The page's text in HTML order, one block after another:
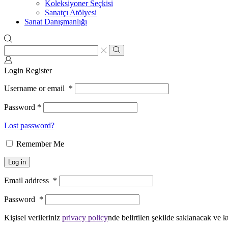
Koleksiyoner Seçkisi
Sanatçı Atölyesi
Sanat Danışmanlığı
Search
input
Search
Login Register
Username or email *
Password *
Lost password?
Remember Me
Log in
Email address *
Password *
Kişisel verileriniz privacy policynde belirtilen şekilde saklanacak ve